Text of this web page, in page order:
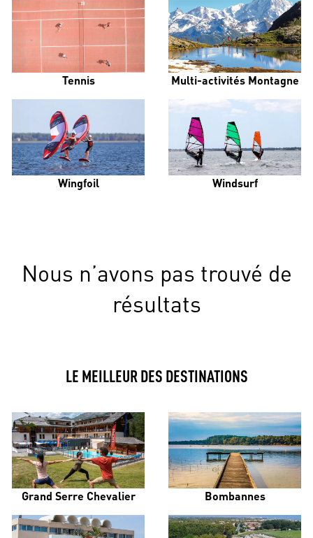
Tennis Multi-activités Montagne
Wingfoil Windsurf
Nous n’avons pas trouvé de
résultats
LE MEILLEUR DES DESTINATIONS
Grand Serre Chevalier Bombannes